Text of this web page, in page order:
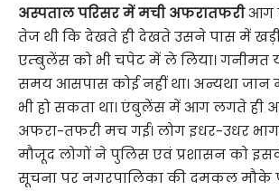
अस्पताल परिसर में मची अफरातफरीआग
तेज थी कि देखते ही देखते उसने पास में
एम्बुलेंस को भी चपेट में ले लिया। गनीमत
समय आसपास कोई नहीं था। अन्यथा
भी हो सकता था। एंबुलेंस में आग लगते ही
अफरा-तफरी मच गई। लोग इधर-उधर
मौजूद लोगों ने पुलिस एवं प्रशासन को
सूचना पर नगरपालिका की दमकल मौके